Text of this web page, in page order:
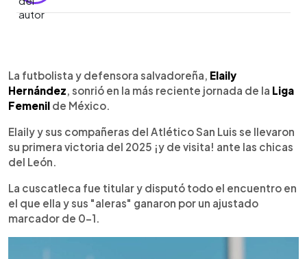
Escuchar artículo
La futbolista y defensora salvadoreña, Elaily
Hernández, sonrió en la más reciente jornada de la Liga
Femenil de México.
Elaily y sus compañeras del Atlético San Luis se llevaron
su primera victoria del 2025 ¡y de visita! ante las chicas
del León.
La cuscatleca fue titular y disputó todo el encuentro en
el que ella y sus "aleras" ganaron por un ajustado
marcador de 0-1.